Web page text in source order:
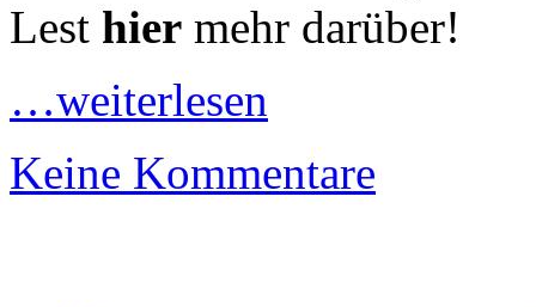
Lest hier mehr darüber!
…weiterlesen
Keine Kommentare